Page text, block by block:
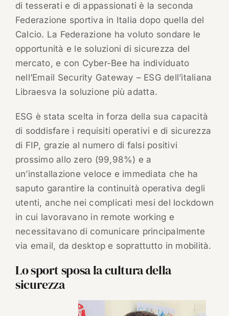
di tesserati e di appassionati è la seconda
Federazione sportiva in Italia dopo quella del
Calcio. La Federazione ha voluto sondare le
opportunità e le soluzioni di sicurezza del
mercato, e con Cyber-Bee ha individuato
nell’Email Security Gateway – ESG dell’italiana
Libraesva la soluzione più adatta.
ESG è stata scelta in forza della sua capacità
di soddisfare i requisiti operativi e di sicurezza
di FIP, grazie al numero di falsi positivi
prossimo allo zero (99,98%) e a
un’installazione veloce e immediata che ha
saputo garantire la continuità operativa degli
utenti, anche nei complicati mesi del lockdown
in cui lavoravano in remote working e
necessitavano di comunicare principalmente
via email, da desktop e soprattutto in mobilità.
Lo sport sposa la cultura della
sicurezza